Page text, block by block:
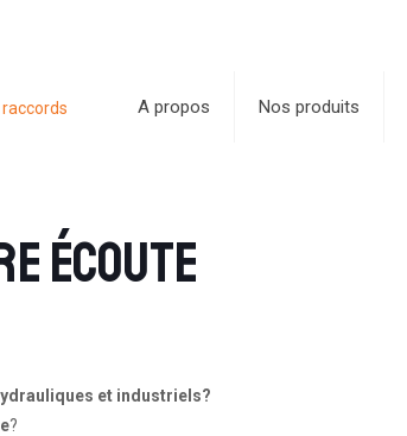
A propos Nos produits
écoute
et industriels?
?